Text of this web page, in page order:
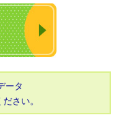
ータ
さい。